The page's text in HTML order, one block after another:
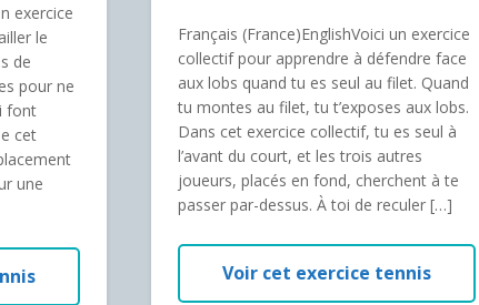
exercice
le
de
pour ne
font
cet
une
Français (France)EnglishVoici un exercice
collectif pour apprendre à défendre face
aux lobs quand tu es seul au filet. Quand
tu montes au filet, tu t’exposes aux lobs.
Dans cet exercice collectif, tu es seul à
l’avant du court, et les trois autres
joueurs, placés en fond, cherchent à te
passer par-dessus. À toi de reculer […]
Voir cet exercice tennis